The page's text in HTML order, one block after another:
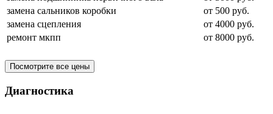
замена сальников коробки
от 500 руб.
замена сцепления
от 4000 руб.
ремонт мкпп
от 8000 руб.
Посмотрите все цены
Диагностика